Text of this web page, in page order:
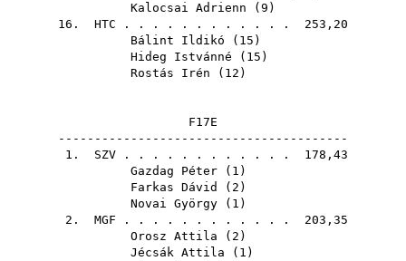
Kalocsai Adrienn ( 9 )
16. HTC . . . . . . . . . . . . 253,20
Bálint Ildikó ( 15 )
Hideg Istvánné ( 15 )
Rostás Irén ( 12 )
F17E
----------------------------------------
1. SZV . . . . . . . . . . . . 178,43
Gazdag Péter ( 1 )
Farkas Dávid
( 2 )
Novai György ( 1 )
2. MGF . . . . . . . . . . . . 203,35
Orosz Attila ( 2 )
Jécsák Attila ( 1 )